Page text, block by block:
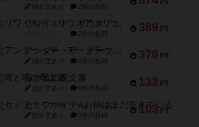
PT
紹介文あり 2件の投稿
389 PT
リワイルド：サウスアメリカ
2件の投稿
378 PT
アンダー・ザ・テーブラー
紹介文あり 1件の投稿
133 PT
宵と暁の呪文書
紹介文あり 8件の投稿
103 PT
セミファイナル ～お前はまだ生きている～
紹介文あり 1件の投稿